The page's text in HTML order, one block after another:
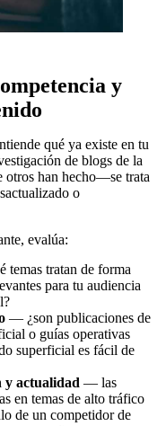
y
qué ya existe en tu
de blogs de la
otros han hecho—se trata
o
evalúa:
temas tratan de forma
para tu audiencia
— ¿son publicaciones de
o guías operativas
superficial es fácil de
y actualidad — las
en temas de alto tráfico
de un competidor de